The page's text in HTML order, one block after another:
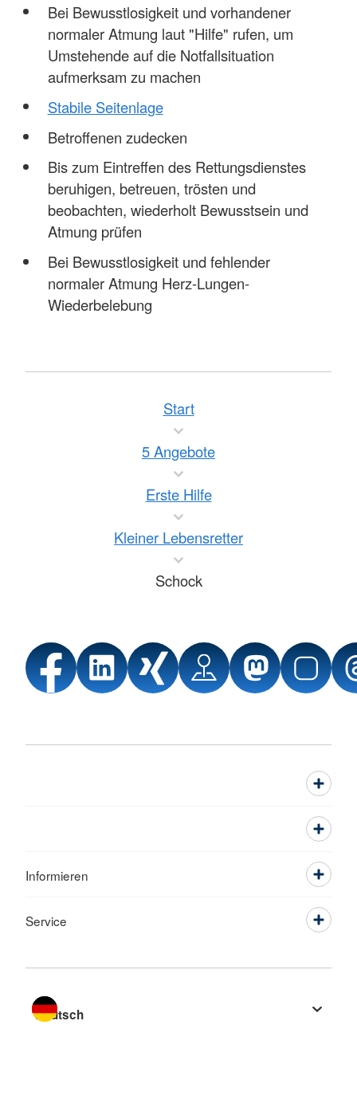
Bei Bewusstlosigkeit und vorhandener
normaler Atmung laut "Hilfe" rufen, um
Umstehende auf die Notfallsituation
aufmerksam zu machen
Stabile Seitenlage
Betroffenen zudecken
Bis zum Eintreffen des Rettungsdienstes
beruhigen, betreuen, trösten und
beobachten, wiederholt Bewusstsein und
Atmung prüfen
Bei Bewusstlosigkeit und fehlender
normaler Atmung Herz-Lungen-
Wiederbelebung
Start
5 Angebote
Erste Hilfe
Kleiner Lebensretter
Schock
Informieren
Service
Sprache wechseln zu